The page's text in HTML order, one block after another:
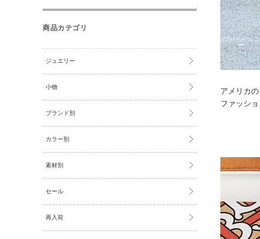
アメリカ
ファッシ
商品カテゴリ
ジュエリー
小物
ブランド別
カラー別
素材別
セール
再入荷